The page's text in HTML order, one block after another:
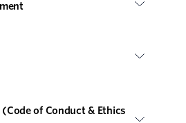
(Code of Conduct & Ethics